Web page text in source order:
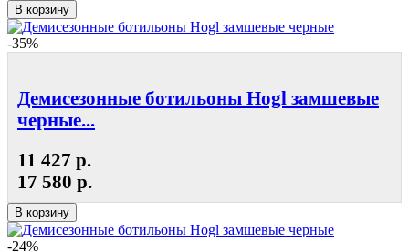
В корзину
-35%
Демисезонные ботильоны Hogl замшевые
черные...
11 427 р.
17 580 р.
В корзину
-24%